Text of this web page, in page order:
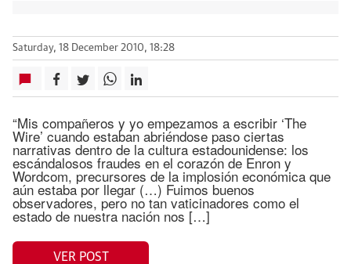
Saturday, 18 December 2010, 18:28
“Mis compañeros y yo empezamos a escribir ‘The
Wire’ cuando estaban abriéndose paso ciertas
narrativas dentro de la cultura estadounidense: los
escándalosos fraudes en el corazón de Enron y
Wordcom, precursores de la implosión económica que
aún estaba por llegar (…) Fuimos buenos
observadores, pero no tan vaticinadores como el
estado de nuestra nación nos […]
VER POST